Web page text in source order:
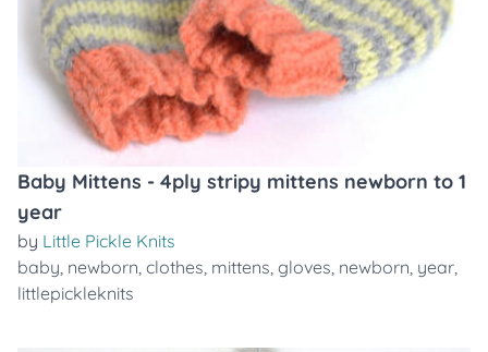
Baby Mittens - 4ply stripy mittens newborn to 1
year
by Little Pickle Knits
baby, newborn, clothes, mittens, gloves, newborn, year,
littlepickleknits